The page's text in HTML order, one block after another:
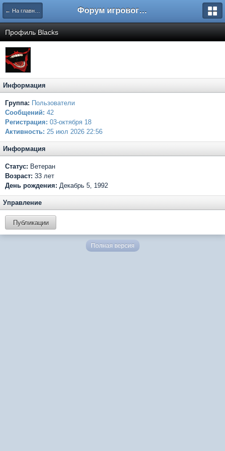
← На главную Форум игрового проекта Riverrise
Профиль Blacks
Информация
Группа: Пользователи
Сообщений: 42
Регистрация: 03-октября 18
Активность: 25 июл 2026 22:56
Информация
Статус: Ветеран
Возраст: 33 лет
День рождения: Декабрь 5, 1992
Управление
Публикации
Полная версия